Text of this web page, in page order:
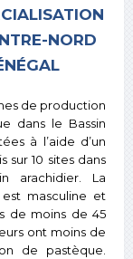
NORD
de production
dans le Bassin
à l’aide d’un
sur 10 sites dans
arachidier. La
masculine et
de moins de 45
ont moins de
de pastèque.